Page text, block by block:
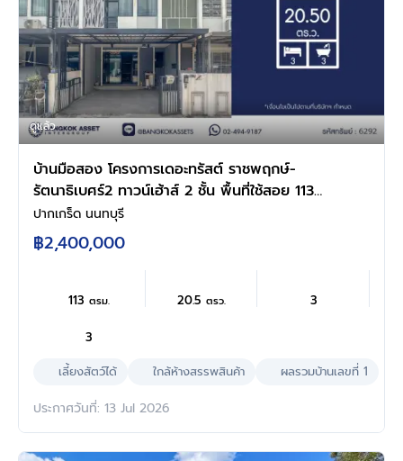
ดูแล้ว
บ้านมือสอง โครงการเดอะทรัสต์ ราชพฤกษ์-
รัตนาธิเบศร์2 ทาวน์เฮ้าส์ 2 ชั้น พื้นที่ใช้สอย 113
ตร.ม. 3 ห้องนอน 3 ห้องน้ำ จอดรถ 2 คัน ทำเล
ราชพฤกษ์ ใกล้ห้าง โรงพยาบาล โรงเรียน
ปากเกร็ด นนทบุรี
฿2,400,000
113ตรม. 20.5 ตรว. 3
3
เลี้ยงสัตว์ได้
ใกล้ห้างสรรพสินค้า ผลรวมบ้านเลขที่ 1
ประกาศวันที่: 13 Jul 2026